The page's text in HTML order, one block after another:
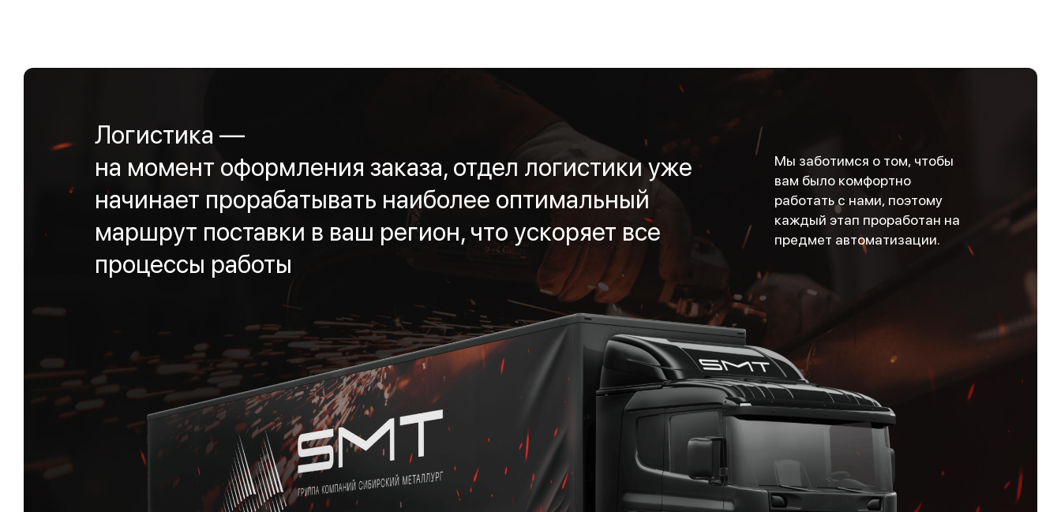
Логистика —
на момент оформления заказа, отдел логистики уже
начинает прорабатывать наиболее оптимальный
маршрут поставки в ваш регион, что ускоряет все
процессы работы
Мы заботимся о том, чтобы
вам было комфортно
работать с нами, поэтому
каждый этап проработан на
предмет автоматизации.